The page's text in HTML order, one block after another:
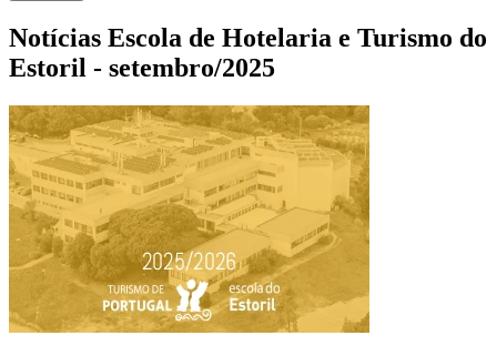
Notícias Escola de Hotelaria e Turismo do
Estoril - setembro/2025